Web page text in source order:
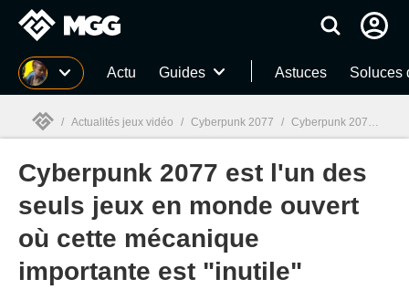
MGG Actu Guides Astuces Soluces
MGG
/ Actualités jeux vidéo / Cyberpunk 2077 / Cyberpunk 2077 est l'un des seuls jeux en monde ouvert où cette mécanique importante est "inutile"
Cyberpunk 2077 est l'un des
seuls jeux en monde ouvert
où cette mécanique
importante est "inutile"